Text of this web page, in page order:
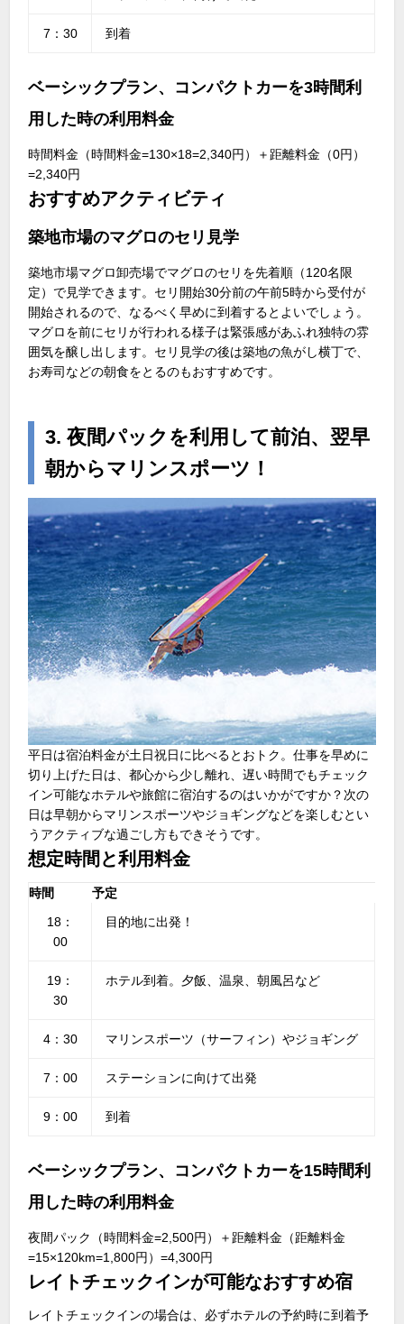
7：30 到着
ベーシックプラン、コンパクトカーを3時間利
用した時の利用料金
時間料金（時間料金=130×18=2,340円）＋距離料金（0円）
=2,340円
おすすめアクティビティ
築地市場のマグロのセリ見学
築地市場マグロ卸売場でマグロのセリを先着順（120名限
定）で見学できます。セリ開始30分前の午前5時から受付が
開始されるので、なるべく早めに到着するとよいでしょう。
マグロを前にセリが行われる様子は緊張感があふれ独特の雰
囲気を醸し出します。セリ見学の後は築地の魚がし横丁で、
お寿司などの朝食をとるのもおすすめです。
3. 夜間パックを利用して前泊、翌早
朝からマリンスポーツ！
平日は宿泊料金が土日祝日に比べるとおトク。仕事を早めに
切り上げた日は、都心から少し離れ、遅い時間でもチェック
イン可能なホテルや旅館に宿泊するのはいかがですか？次の
日は早朝からマリンスポーツやジョギングなどを楽しむとい
うアクティブな過ごし方もできそうです。
想定時間と利用料金
時間
予定
18：
00
目的地に出発！
19：
30
ホテル到着。夕飯、温泉、朝風呂など
4：30 マリンスポーツ（サーフィン）やジョギング
7：00 ステーションに向けて出発
9：00 到着
ベーシックプラン、コンパクトカーを15時間利
用した時の利用料金
夜間パック（時間料金=2,500円）＋距離料金（距離料金
=15×120km=1,800円）=4,300円
レイトチェックインが可能なおすすめ宿
レイトチェックインの場合は、必ずホテルの予約時に到着予